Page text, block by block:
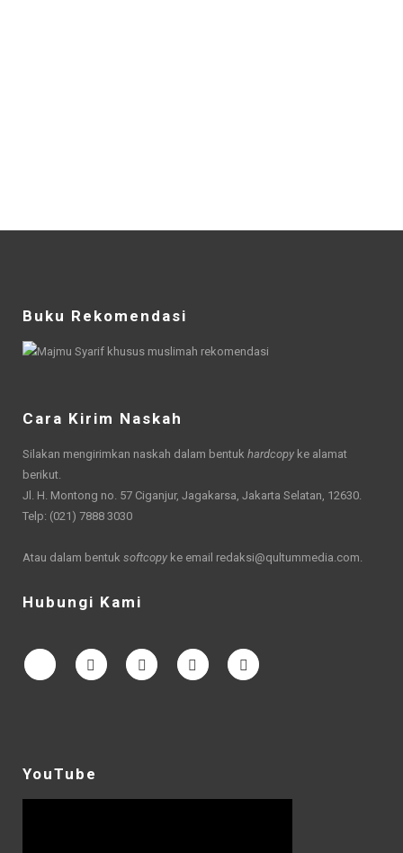
Buku Rekomendasi
Cara Kirim Naskah
Silakan mengirimkan naskah dalam bentuk hardcopy ke alamat
berikut.
Jl. H. Montong no. 57 Ciganjur, Jagakarsa, Jakarta Selatan, 12630.
Telp: (021) 7888 3030
Atau dalam bentuk softcopy ke email redaksi@qultummedia.com
Hubungi Kami
YouTube